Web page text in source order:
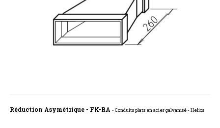
Réduction Asymétrique - FK-RA - Conduits plats en acier galvanisé - Helios